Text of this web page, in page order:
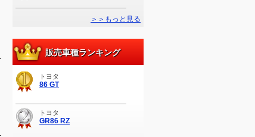
＞＞もっと見る
販売車種ランキング
トヨタ
86 GT
トヨタ
GR86 RZ